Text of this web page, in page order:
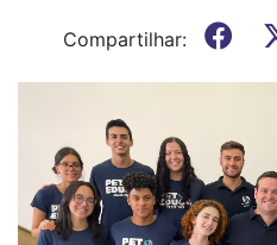
Compartilhar: